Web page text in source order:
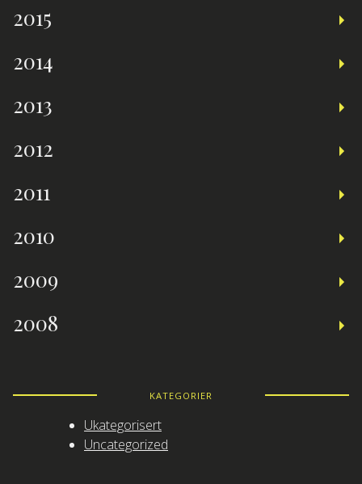
2015
2014
2013
2012
2011
2010
2009
2008
KATEGORIER
Ukategorisert
Uncategorized